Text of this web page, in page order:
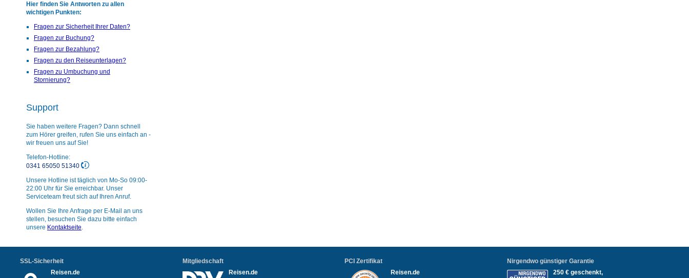
Hier finden Sie Antworten zu allen
wichtigen Punkten:
Fragen zur Sicherheit Ihrer Daten?
Fragen zur Buchung?
Fragen zur Bezahlung?
Fragen zu den Reiseunterlagen?
Fragen zu Umbuchung und
Stornierung?
Support
Sie haben weitere Fragen? Dann schnell
zum Hörer greifen, rufen Sie uns einfach an -
wir freuen uns auf Sie!
Telefon-Hotline:
0341 65050 51340
Unsere Hotline ist täglich von Mo-So 09:00-
22:00 Uhr für Sie erreichbar. Unser
Serviceteam freut sich auf Ihren Anruf.
Wollen Sie Ihre Anfrage per E-Mail an uns
stellen, besuchen Sie dazu bitte einfach
unsere Kontaktseite.
SSL-Sicherheit
Reisen.de
Mitgliedschaft
Reisen.de
PCI Zertifikat
Reisen.de
Nirgendwo günstiger Garantie
250 € geschenkt,